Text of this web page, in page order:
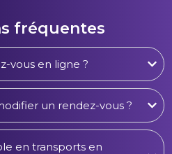
fréquentes
vous en ligne ?
un rendez-vous ?
en transports en